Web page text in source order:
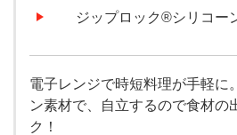
ジップロック®シリコー
電子レンジで時短料理が手軽に
ン素材で、自立するので食材の
ク！